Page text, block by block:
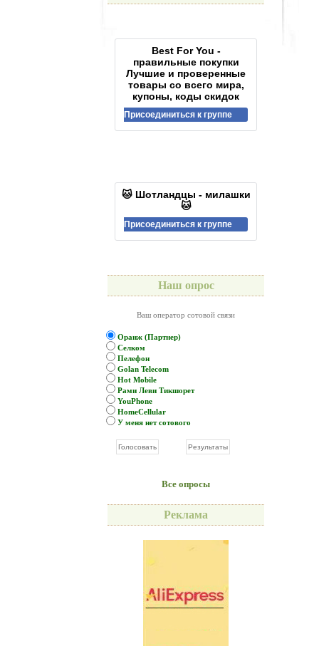
Best For You -
правильные покупки
Лучшие и проверенные
товары со всего мира,
купоны, коды скидок
Присоединиться к группе
🐱 Шотландцы - милашки
🐱
Присоединиться к группе
Наш опрос
Ваш оператор сотовой связи
Оранж (Партнер)
Селком
Пелефон
Golan Telecom
Hot Mobile
Рами Леви Тикшорет
YouPhone
HomeCellular
У меня нет сотового
Все опросы
Реклама